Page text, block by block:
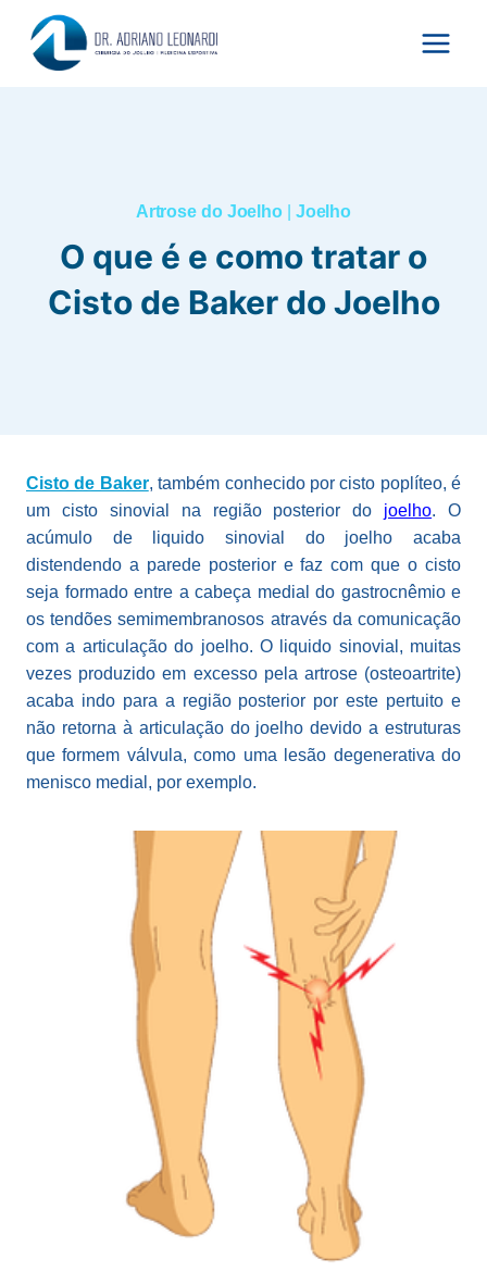
para
Artrose do Joelho Joelho
O que é e como tratar o
Cisto de Baker do Joelho
Cisto de Baker, também conhecido por cisto poplíteo, é
um cisto sinovial na região posterior do joelho. O
acúmulo de liquido sinovial do joelho acaba
distendendo a parede posterior e faz com que o cisto
seja formado entre a cabeça medial do gastrocnêmio e
os tendões semimembranosos através da comunicação
com a articulação do joelho. O liquido sinovial, muitas
vezes produzido em excesso pela artrose (osteoartrite)
acaba indo para a região posterior por este pertuito e
não retorna à articulação do joelho devido a estruturas
que formem válvula, como uma lesão degenerativa do
menisco medial, por exemplo.